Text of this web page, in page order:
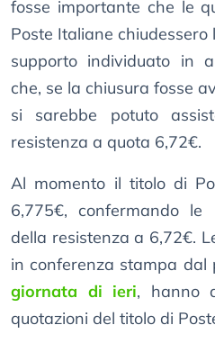
fosse importante che le
Poste Italiane
supporto individuato in
che, se la chiusura fosse
si sarebbe potuto
resistenza a quota 6,72€.
Al momento il titolo di
6,775€, confermando
della resistenza a 6,72€.
in conferenza stampa dal
giornata di ieri, hanno
quotazioni del titolo di